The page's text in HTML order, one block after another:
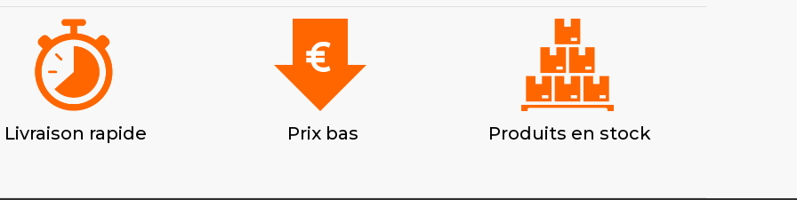
Livraison rapide Prix bas Produits en stock